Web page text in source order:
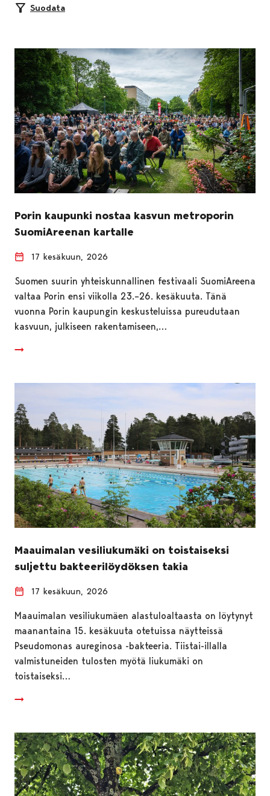
Suodata
Porin kaupunki nostaa kasvun metroporin
SuomiAreenan kartalle
17 kesäkuun, 2026
Suomen suurin yhteiskunnallinen festivaali SuomiAreena
valtaa Porin ensi viikolla 23.–26. kesäkuuta. Tänä
vuonna Porin kaupungin keskusteluissa pureudutaan
kasvuun, julkiseen rakentamiseen,…
Maauimalan vesiliukumäki on toistaiseksi
suljettu bakteerilöydöksen takia
17 kesäkuun, 2026
Maauimalan vesiliukumäen alastuloaltaasta on löytynyt
maanantaina 15. kesäkuuta otetuissa näytteissä
Pseudomonas aureginosa -bakteeria. Tiistai-illalla
valmistuneiden tulosten myötä liukumäki on
toistaiseksi…